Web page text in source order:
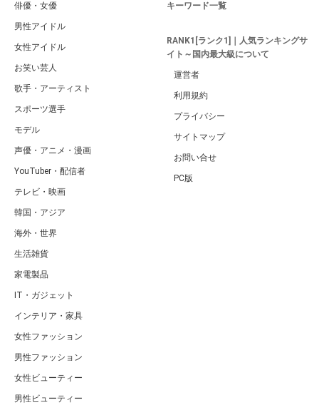
俳優・女優
男性アイドル
女性アイドル
お笑い芸人
歌手・アーティスト
スポーツ選手
モデル
声優・アニメ・漫画
YouTuber・配信者
テレビ・映画
韓国・アジア
海外・世界
生活雑貨
家電製品
IT・ガジェット
インテリア・家具
女性ファッション
男性ファッション
女性ビューティー
男性ビューティー
キーワード一覧
RANK1[ランク1]｜人気ランキングサ
イト～国内最大級について
運営者
利用規約
プライバシー
サイトマップ
お問い合せ
PC版